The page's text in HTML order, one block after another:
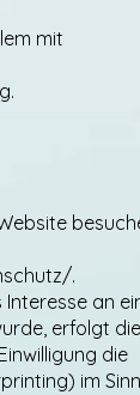
mit
.
an
erfolgt
die
im